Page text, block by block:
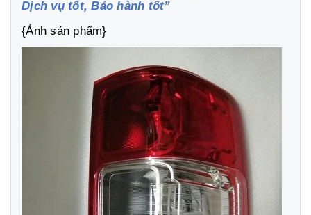
Dịch vụ tốt, Bảo hành tốt”
{Ảnh sản phẩm}